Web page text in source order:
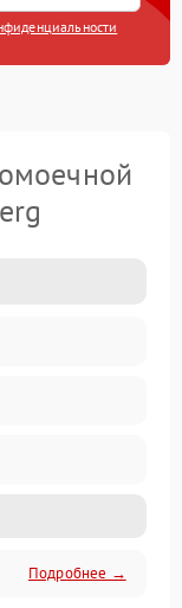
Подробнее →